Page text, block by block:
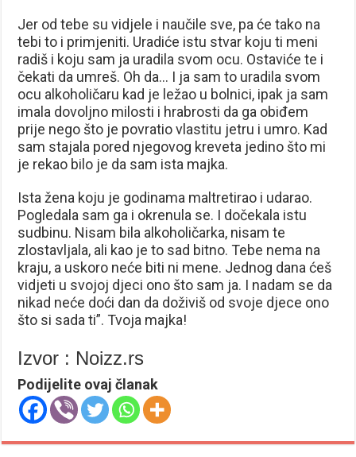
Jer od tebe su vidjele i naučile sve, pa će tako na
tebi to i primjeniti. Uradiće istu stvar koju ti meni
radiš i koju sam ja uradila svom ocu. Ostaviće te i
čekati da umreš. Oh da… I ja sam to uradila svom
ocu alkoholičaru kad je ležao u bolnici, ipak ja sam
imala dovoljno milosti i hrabrosti da ga obiđem
prije nego što je povratio vlastitu jetru i umro. Kad
sam stajala pored njegovog kreveta jedino što mi
je rekao bilo je da sam ista majka.
Ista žena koju je godinama maltretirao i udarao.
Pogledala sam ga i okrenula se. I dočekala istu
sudbinu. Nisam bila alkoholičarka, nisam te
zlostavljala, ali kao je to sad bitno. Tebe nema na
kraju, a uskoro neće biti ni mene. Jednog dana ćeš
vidjeti u svojoj djeci ono što sam ja. I nadam se da
nikad neće doći dan da doživiš od svoje djece ono
što si sada ti”. Tvoja majka!
Izvor : Noizz.rs
Podijelite ovaj članak